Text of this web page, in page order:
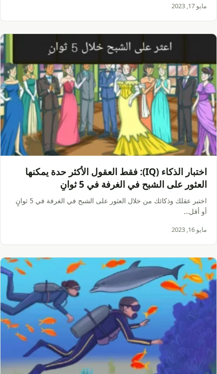
مايو 17, 2023
اختبار الذكاء (IQ): فقط العقول الأكثر حدة يمكنها
العثور على الشبح في الغرفة في 5 ثوانٍ
اختبر عقلك وذكائك من خلال العثور على الشبح في الغرفة في 5 ثوانٍ
أو أقل…
مايو 16, 2023